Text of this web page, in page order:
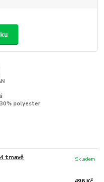
polyester
tmavě
Skladem